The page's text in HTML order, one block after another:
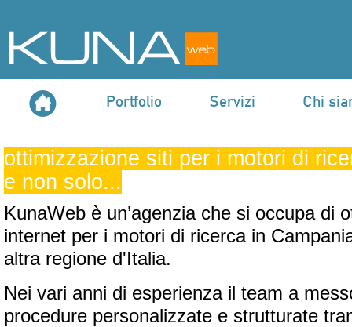
Portfolio Servizi Chi
ottimizzazione siti per i motori di
e non solo...
KunaWeb è un’agenzia che si occupa di
internet per i motori di ricerca in
altra regione d'Italia.
Nei vari anni di esperienza il team a
procedure personalizzate e strutturate